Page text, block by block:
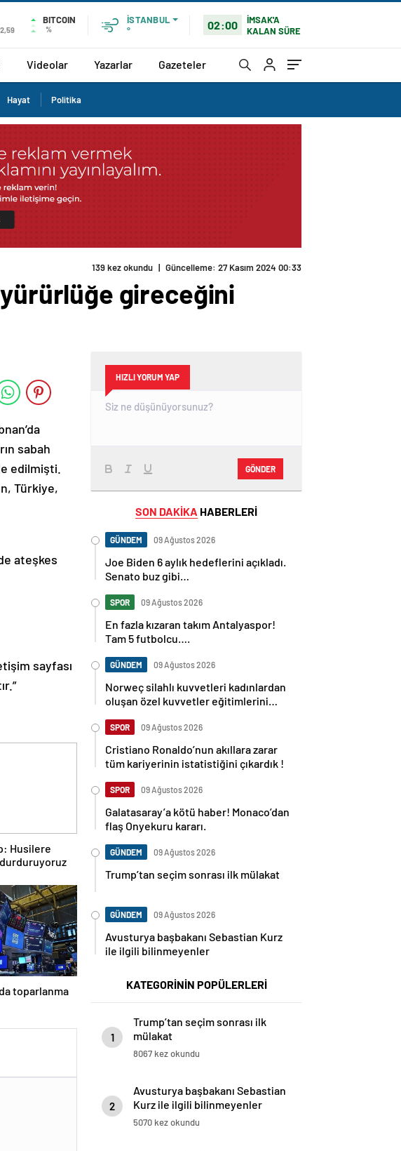
2,59
BITCOIN
%
İSTANBUL
°
02:00
İMSAK'A
KALAN SÜRE
Videolar Yazarlar Gazeteler
Hayat Politika
139 kez okundu | Güncelleme: 27 Kasım 2024 00:33
gireceğini
sabah
edilmişti.
Türkiye,
ateşkes
sayfası
Husilere
durduruyoruz
toparlanma
HIZLI YORUM YAP
GÖNDER
SON DAKİKA HABERLERİ
GÜNDEM 09 Ağustos 2026
Joe Biden 6 aylık hedeflerini açıkladı.
Senato buz gibi…
SPOR 09 Ağustos 2026
En fazla kızaran takım Antalyaspor!
Tam 5 futbolcu….
GÜNDEM 09 Ağustos 2026
Norweç silahlı kuvvetleri kadınlardan
oluşan özel kuvvetler eğitimlerini
SPOR 09 Ağustos 2026
Cristiano Ronaldo’nun akıllara zarar
tüm kariyerinin istatistiğini çıkardık !
SPOR 09 Ağustos 2026
Galatasaray’a kötü haber! Monaco’dan
flaş Onyekuru kararı.
GÜNDEM 09 Ağustos 2026
Trump’tan seçim sonrası ilk mülakat
GÜNDEM 09 Ağustos 2026
Avusturya başbakanı Sebastian Kurz
ile ilgili bilinmeyenler
KATEGORİNİN POPÜLERLERİ
1
Trump’tan seçim sonrası ilk
mülakat
8067 kez okundu
2
Avusturya başbakanı Sebastian
Kurz ile ilgili bilinmeyenler
5070 kez okundu